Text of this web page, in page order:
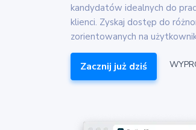
kandydatów idealnych do
klienci. Zyskaj dostęp do
zorientowanych na
Zacznij już dziś